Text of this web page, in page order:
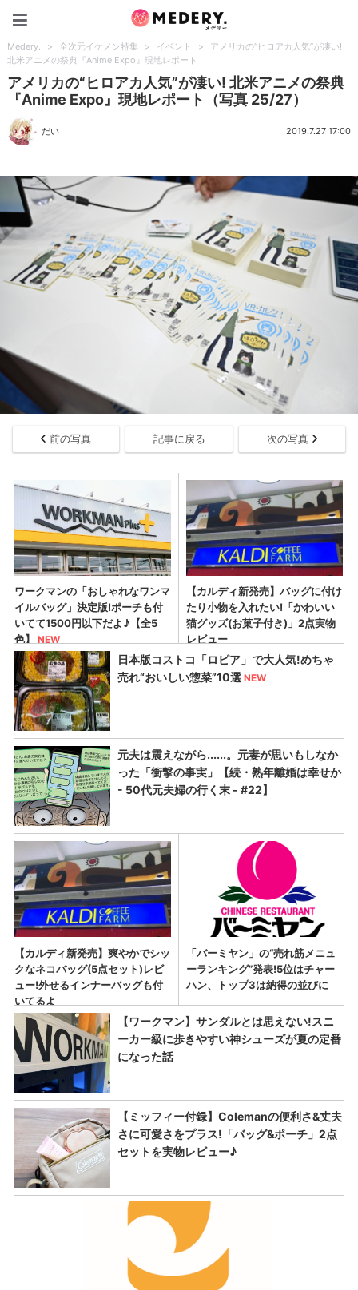
Medery. > 全次元イケメン特集 > イベント >
アメリカの“ヒロアカ人気”が凄い!
北米アニメの祭典『Anime Expo』現地レポート
アメリカの“ヒロアカ人気”が凄い! 北米アニメの祭典
『Anime Expo』現地レポート（写真 25/27）
だい 2019.7.27 17:00
前の写真 記事に戻る 次の写真